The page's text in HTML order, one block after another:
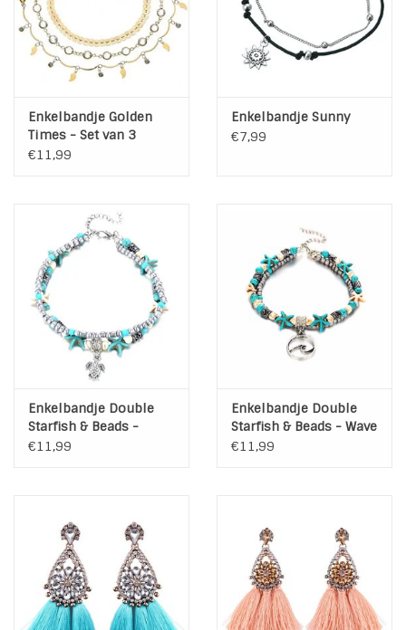
Enkelbandje Golden
Times - Set van 3
€11,99
Enkelbandje Sunny
€7,99
Enkelbandje Double
Starfish & Beads -
Turtle Charm
€11,99
Enkelbandje Double
Starfish & Beads - Wave
Charm
€11,99